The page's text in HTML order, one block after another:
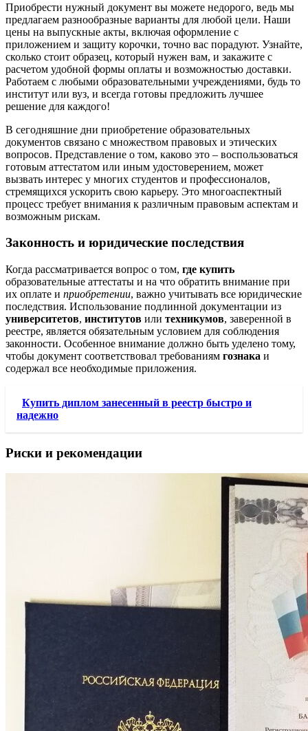
Приобрести нужный документ вы можете недорого, ведь мы
предлагаем разнообразные варианты для любой цели. Наши
цены на выпускные акты, включая оформление с
приложением и защиту корочки, точно вас порадуют. Узнайте,
сколько стоит образец, который нужен вам, и закажите с
расчетом удобной формы оплаты и возможностью доставки.
Работаем с любыми образовательными учреждениями, будь то
институт или вуз, и всегда готовы предложить лучшее
решение для каждого!
В сегодняшние дни приобретение образовательных
документов связано с множеством правовых и этических
вопросов. Представление о том, каково это – воспользоваться
готовым аттестатом или иным удостоверением, может
вызвать интерес у многих студентов и профессионалов,
стремящихся ускорить свою карьеру. Это многоаспектный
процесс требует внимания к различным правовым аспектам и
возможным рискам.
Законность и юридические последствия
Когда рассматривается вопрос о том, где купить
образовательные аттестаты и на что обратить внимание при
их оплате и приобретении, важно учитывать все юридические
последствия. Использование подлинной документации из
университетов, институтов или техникумов, заверенной в
реестре, является обязательным условием для соблюдения
законности. Особенное внимание должно быть уделено тому,
чтобы документ соответствовал требованиям гознака и
содержал все необходимые приложения.
Купить диплом занесенный в реестр быстро и
надежно
Риски и рекомендации